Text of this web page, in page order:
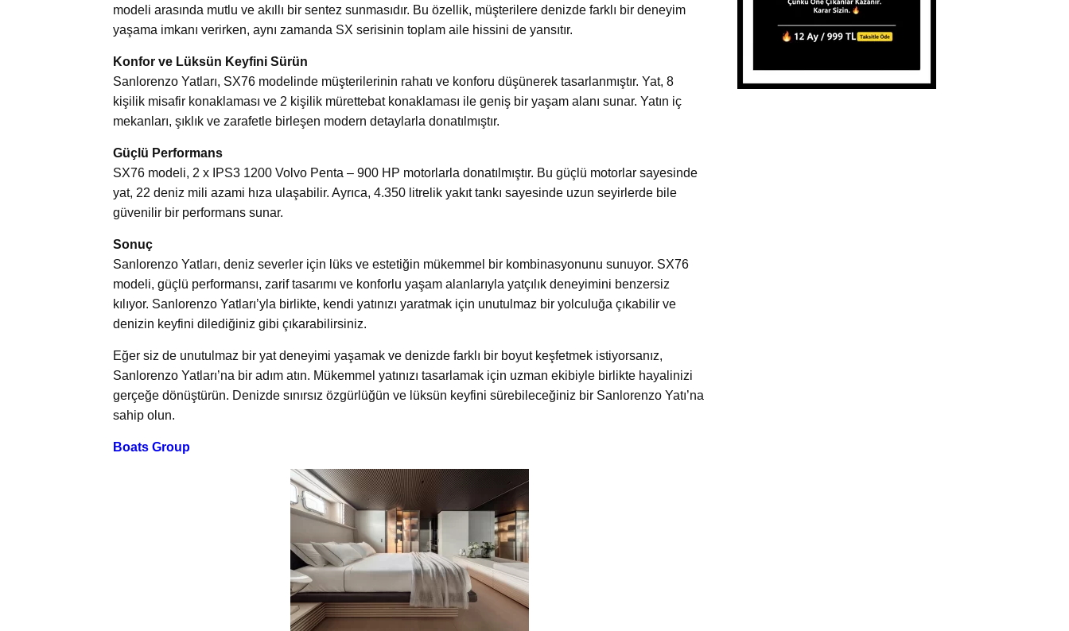
modeli arasında mutlu ve akıllı bir sentez sunmasıdır. Bu özellik, müşterilere denizde farklı bir deneyim
yaşama imkanı verirken, aynı zamanda SX serisinin toplam aile hissini de yansıtır.
Konfor ve Lüksün Keyfini Sürün
Sanlorenzo Yatları, SX76 modelinde müşterilerinin rahatı ve konforu düşünerek tasarlanmıştır. Yat, 8
kişilik misafir konaklaması ve 2 kişilik mürettebat konaklaması ile geniş bir yaşam alanı sunar. Yatın iç
mekanları, şıklık ve zarafetle birleşen modern detaylarla donatılmıştır.
Güçlü Performans
SX76 modeli, 2 x IPS3 1200 Volvo Penta – 900 HP motorlarla donatılmıştır. Bu güçlü motorlar sayesinde
yat, 22 deniz mili azami hıza ulaşabilir. Ayrıca, 4.350 litrelik yakıt tankı sayesinde uzun seyirlerde bile
güvenilir bir performans sunar.
Sonuç
Sanlorenzo Yatları, deniz severler için lüks ve estetiğin mükemmel bir kombinasyonunu sunuyor. SX76
modeli, güçlü performansı, zarif tasarımı ve konforlu yaşam alanlarıyla yatçılık deneyimini benzersiz
kılıyor. Sanlorenzo Yatları’yla birlikte, kendi yatınızı yaratmak için unutulmaz bir yolculuğa çıkabilir ve
denizin keyfini dilediğiniz gibi çıkarabilirsiniz.
Eğer siz de unutulmaz bir yat deneyimi yaşamak ve denizde farklı bir boyut keşfetmek istiyorsanız,
Sanlorenzo Yatları’na bir adım atın. Mükemmel yatınızı tasarlamak için uzman ekibiyle birlikte hayalinizi
gerçeğe dönüştürün. Denizde sınırsız özgürlüğün ve lüksün keyfini sürebileceğiniz bir Sanlorenzo Yatı’na
sahip olun.
Boats Group